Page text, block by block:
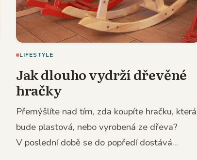
Jak dlouho vydrží dřevěné
hračky
Přemýšlíte nad tím, zda koupíte hračku, která
bude plastová, nebo vyrobená ze dřeva?
V poslední době se do popředí dostává...
LIFESTYLE